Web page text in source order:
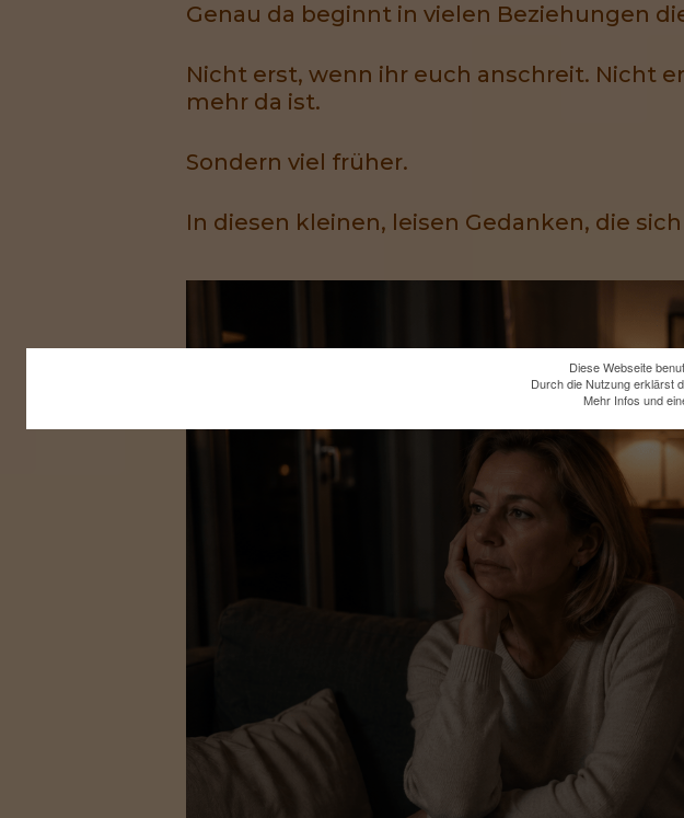
Genau da beginnt in vielen Beziehungen
Nicht erst, wenn ihr euch anschreit. Nicht
mehr da ist.
Sondern viel früher.
In diesen kleinen, leisen Gedanken, die
Diese Webseite
Durch die Nutzung erklärst
Mehr Infos und